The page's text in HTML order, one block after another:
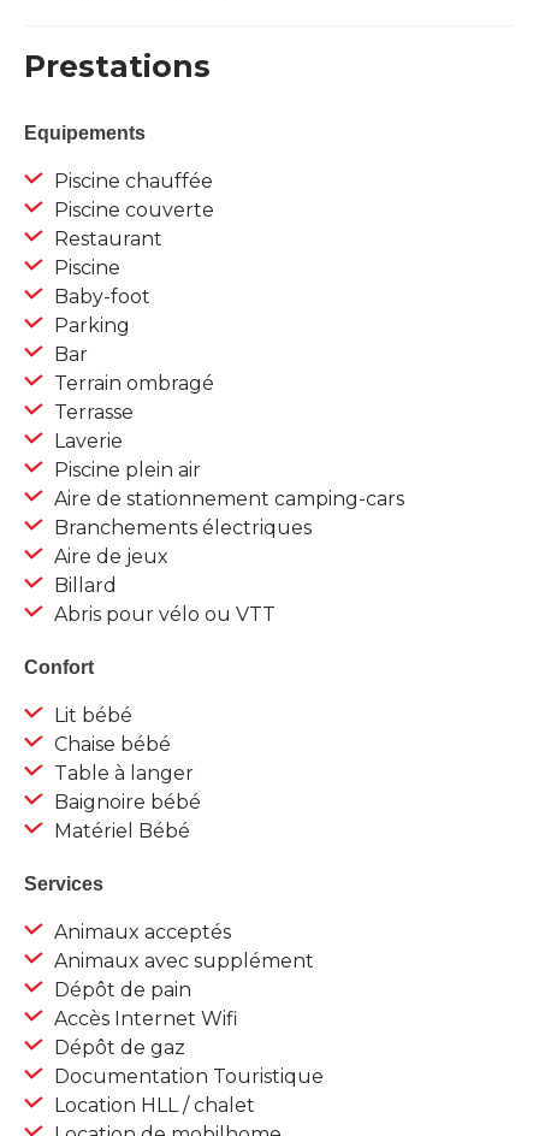
Prestations
Equipements
Piscine chauffée
Piscine couverte
Restaurant
Piscine
Baby-foot
Parking
Bar
Terrain ombragé
Terrasse
Laverie
Piscine plein air
Aire de stationnement camping-cars
Branchements électriques
Aire de jeux
Billard
Abris pour vélo ou VTT
Confort
Lit bébé
Chaise bébé
Table à langer
Baignoire bébé
Matériel Bébé
Services
Animaux acceptés
Animaux avec supplément
Dépôt de pain
Accès Internet Wifi
Dépôt de gaz
Documentation Touristique
Location HLL / chalet